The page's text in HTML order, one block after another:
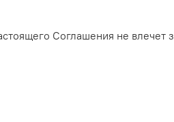
Соглашения не влечет